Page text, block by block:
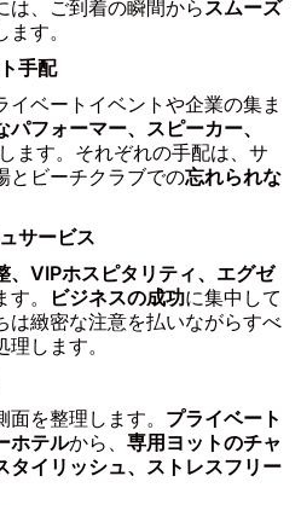
は、ご到着の瞬間からスムーズ
す。
手配
イベートイベントや企業の集ま
フォーマー、スピーカー、
ます。それぞれの手配は、サ
とビーチクラブでの忘れられな
サービス
、VIPホスピタリティ、エグゼ
。 ビジネスの成功に集中して
は緻密な注意を払いながらすべ
します。
を整理します。 プライベート
ホテルから、 専用ヨットのチャ
タイリッシュ、ストレスフリー